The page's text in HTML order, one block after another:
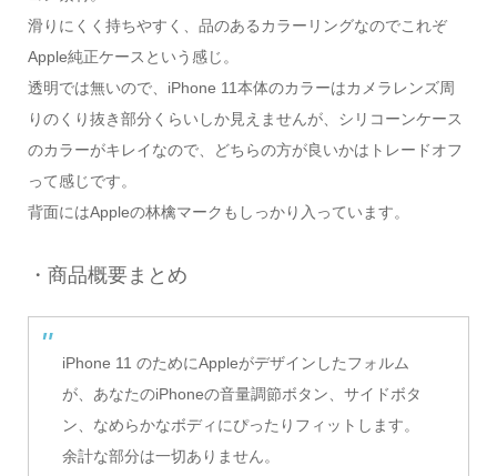
滑りにくく持ちやすく、品のあるカラーリングなのでこれぞ
Apple純正ケースという感じ。
透明では無いので、iPhone 11本体のカラーはカメラレンズ周
りのくり抜き部分くらいしか見えませんが、シリコーンケース
のカラーがキレイなので、どちらの方が良いかはトレードオフ
って感じです。
背面にはAppleの林檎マークもしっかり入っています。
・商品概要まとめ
iPhone 11 のためにAppleがデザインしたフォルム
が、あなたのiPhoneの音量調節ボタン、サイドボタ
ン、なめらかなボディにぴったりフィットします。
余計な部分は一切ありません。